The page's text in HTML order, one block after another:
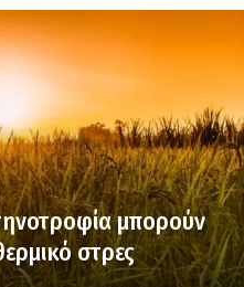
μπορούν
στρες